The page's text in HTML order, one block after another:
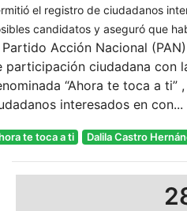
el registro de ciudadanos
candidatos y aseguró que
Partido Acción Nacional
participación ciudadana con
“Ahora te toca a ti”
interesados en con...
te toca a ti Dalila Castro